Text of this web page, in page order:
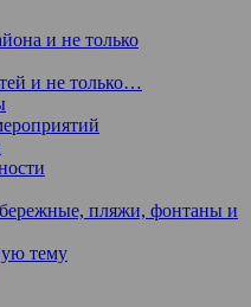
и не только
и не только…
пляжи, фонтаны и
тему